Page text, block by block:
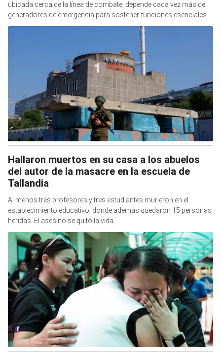
ubicada cerca de la línea de combate, depende cada vez más de
generadores de emergencia para sostener funciones esenciales
Hallaron muertos en su casa a los abuelos
del autor de la masacre en la escuela de
Tailandia
Al menos tres profesores y tres estudiantes murieron en el
establecimiento educativo, donde además quedaron 15 personas
heridas. El asesino se quitó la vida